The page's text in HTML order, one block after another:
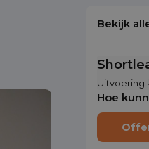
Bekijk
Uitvoering
Hoe